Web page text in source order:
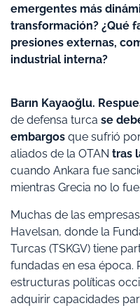
emergentes más
transformación? ¿Qué
presiones externas,
industrial interna?
Barın Kayaoğlu.
de defensa turca se
embargos que sufrió
aliados de la OTAN tras
cuando Ankara fue
mientras Grecia no lo fue.
Muchas de las
Havelsan, donde la
Turcas (TSKGV) tiene
fundadas en esa época.
estructuras políticas
adquirir capacidades